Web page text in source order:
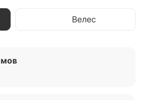
Велес